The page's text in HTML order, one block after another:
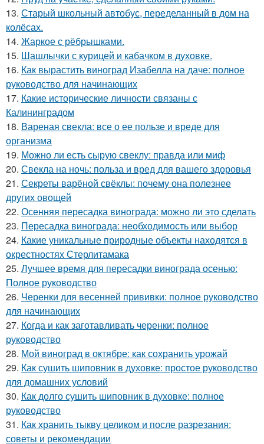
13. Старый школьный автобус, переделанный в дом на
колёсах.
14. Жаркое с рёбрышками.
15. Шашлычки с курицей и кабачком в духовке.
16. Как вырастить виноград Изабелла на даче: полное
руководство для начинающих
17. Какие исторические личности связаны с
Калининградом
18. Вареная свекла: все о ее пользе и вреде для
организма
19. Можно ли есть сырую свеклу: правда или миф
20. Свекла на ночь: польза и вред для вашего здоровья
21. Секреты варёной свёклы: почему она полезнее
других овощей
22. Осенняя пересадка винограда: можно ли это сделать
23. Пересадка винограда: необходимость или выбор
24. Какие уникальные природные объекты находятся в
окрестностях Стерлитамака
25. Лучшее время для пересадки винограда осенью:
Полное руководство
26. Черенки для весенней прививки: полное руководство
для начинающих
27. Когда и как заготавливать черенки: полное
руководство
28. Мой виноград в октябре: как сохранить урожай
29. Как сушить шиповник в духовке: простое руководство
для домашних условий
30. Как долго сушить шиповник в духовке: полное
руководство
31. Как хранить тыкву целиком и после разрезания:
советы и рекомендации